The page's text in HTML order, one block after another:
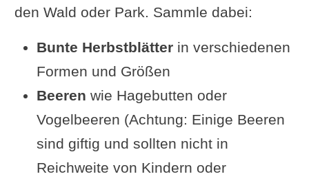
den Wald oder Park. Sammle dabei:
Bunte Herbstblätterin verschiedenen
Formen und Größen
Beeren wie Hagebutten oder
Vogelbeeren (Achtung: Einige Beeren
sind giftig und sollten nicht in
Reichweite von Kindern oder